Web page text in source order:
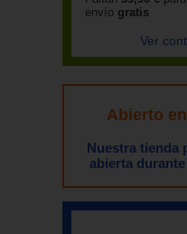
envío gratis
Ver
Abierto
Nuestra tienda
abierta